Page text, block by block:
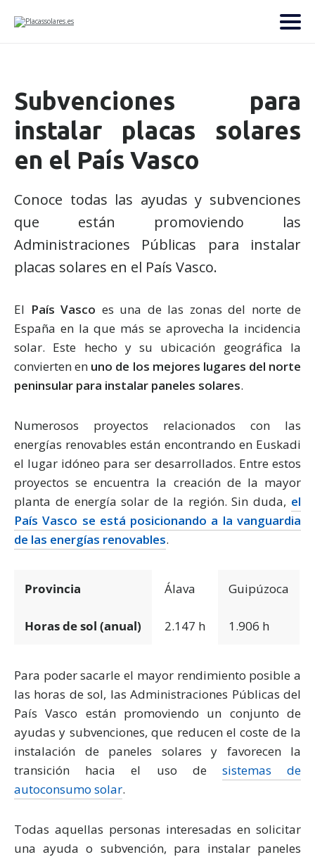
Subvenciones para
instalar placas solares
en el País Vasco
Conoce todas las ayudas y subvenciones
que están promoviendo las
Administraciones Públicas para instalar
placas solares en el País Vasco.
El País Vasco es una de las zonas del norte de
España en la que más se aprovecha la incidencia
solar. Este hecho y su ubicación geográfica la
convierten en uno de los mejores lugares del norte
peninsular para instalar paneles solares.
Numerosos proyectos relacionados con las
energías renovables están encontrando en Euskadi
el lugar idóneo para ser desarrollados. Entre estos
proyectos se encuentra la creación de la mayor
planta de energía solar de la región. Sin duda, el
País Vasco se está posicionando a la vanguardia
de las energías renovables.
Provincia
Horas de sol (anual)
Álava
2.147 h
Guipúzoca
1.906 h
Para poder sacarle el mayor rendimiento posible a
las horas de sol, las Administraciones Públicas del
País Vasco están promoviendo un conjunto de
ayudas y subvenciones, que reducen el coste de la
instalación de paneles solares y favorecen la
transición hacia el uso de sistemas de
autoconsumo solar.
Todas aquellas personas interesadas en solicitar
una ayuda o subvención, para instalar paneles